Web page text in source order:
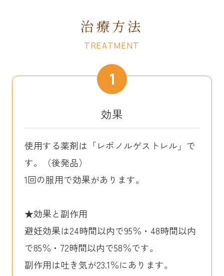
治療方法
TREATMENT
1
効果
使用する薬剤は「レボノルゲストレル」で
す。（後発品）
1回の服用で効果があります。
★効果と副作用
避妊効果は24時間以内で95％・48時間以内
で85％・72時間以内で58％です。
副作用は吐き気が23.1％にあります。